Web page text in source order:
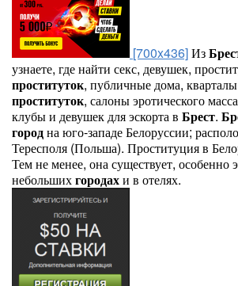
[700x436]Из
узнаете, где найти секс, девушек,
проституток, публичные дома,
проституток, салоны эротического
клубы и девушек для эскорта в Брест.
городна юго-западе Белоруссии;
Тересполя (Польша). Проституция в
Тем не менее, она существует, особенно
небольшихгородахи в отелях.